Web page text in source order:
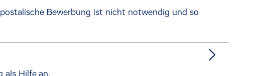
Bewerbung ist nicht notwendig und so
als Hilfe an.